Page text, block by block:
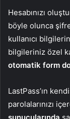
Hesabınızı
böyle olunca
kullanıcı
bilgileriniz özel
otomatik form
LastPass’ın
parolalarınızı
sunucularında